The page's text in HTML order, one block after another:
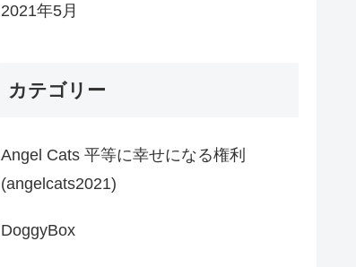
2021年5月
カテゴリー
Angel Cats 平等に幸せになる権利
(angelcats2021)
DoggyBox